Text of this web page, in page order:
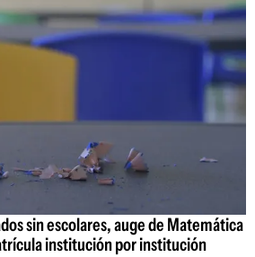
sin escolares, auge de Matemática
institución por institución